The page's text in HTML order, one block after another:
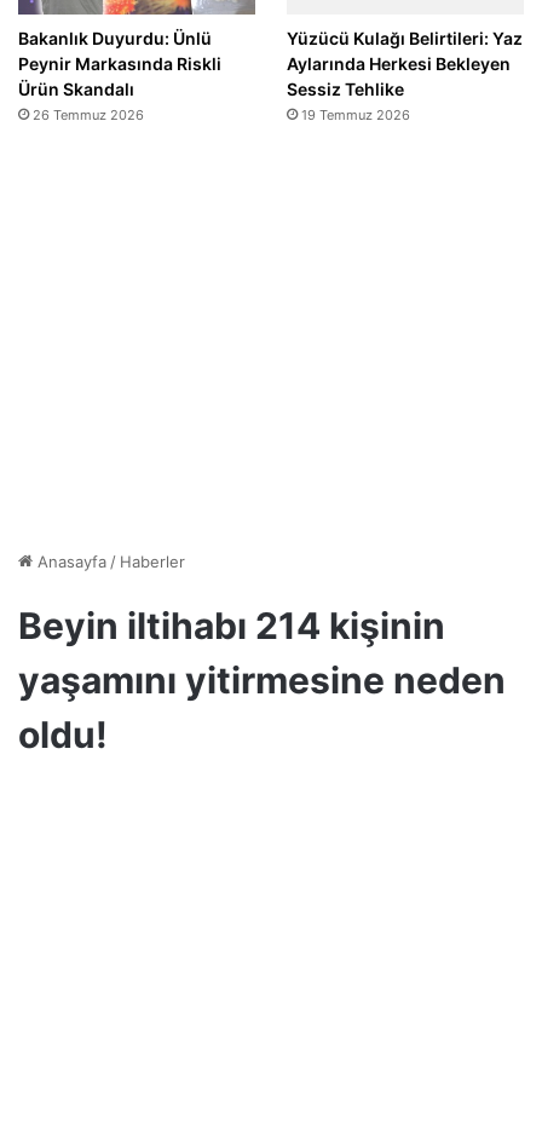
Bakanlık Duyurdu: Ünlü
Peynir Markasında Riskli
Ürün Skandalı
26 Temmuz 2026
Yüzücü Kulağı Belirtileri: Yaz
Aylarında Herkesi Bekleyen
Sessiz Tehlike
19 Temmuz 2026